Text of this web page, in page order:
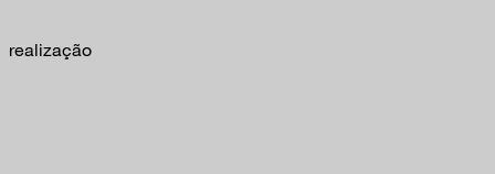
realização